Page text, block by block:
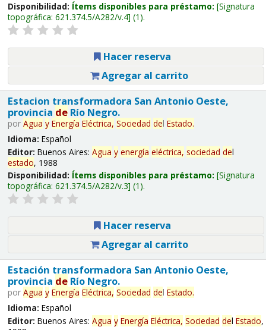
Disponibilidad: Ítems disponibles para préstamo: Signatura
topográfica: 621.374.5/A282/v.4 (1).
Hacer reserva
Agregar al carrito
Estacion transformadora San Antonio Oeste,
provincia deRío Negro.
por Agua y Energía Eléctrica, Sociedad del Estado.
Idioma: Español
Editor: Buenos Aires: Agua y energía eléctrica, sociedad del
estado, 1988
Disponibilidad: Ítems disponibles para préstamo: Signatura
topográfica: 621.374.5/A282/v.3 (1).
Hacer reserva
Agregar al carrito
Estación transformadora San Antonio Oeste,
provincia deRío Negro.
por Agua y Energía Eléctrica, Sociedad del Estado.
Idioma: Español
Editor: Buenos Aires: Agua y Energía Eléctrica, Sociedad del Estado,